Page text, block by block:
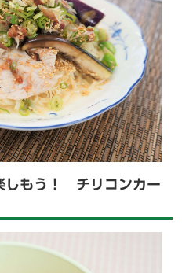
しもう！ チリコンカー